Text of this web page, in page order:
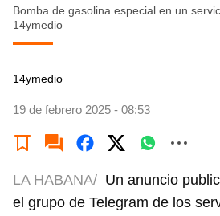
Bomba de gasolina especial en un
14ymedio
14ymedio
19 de febrero 2025 - 08:53
LA HABANA/ Un anuncio
el grupo de Telegram de los